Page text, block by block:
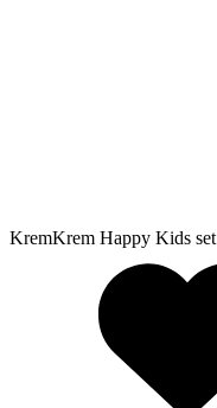
KremKrem Happy Kids set